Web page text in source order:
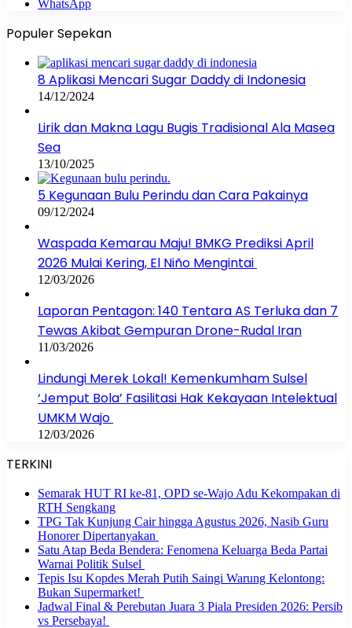
WhatsApp
Populer Sepekan
8 Aplikasi Mencari Sugar Daddy di Indonesia
14/12/2024
Lirik dan Makna Lagu Bugis Tradisional Ala Masea
Sea
13/10/2025
5 Kegunaan Bulu Perindu dan Cara Pakainya
09/12/2024
Waspada Kemarau Maju! BMKG Prediksi April
2026 Mulai Kering, El Niño Mengintai
12/03/2026
Laporan Pentagon: 140 Tentara AS Terluka dan 7
Tewas Akibat Gempuran Drone-Rudal Iran
11/03/2026
Lindungi Merek Lokal! Kemenkumham Sulsel
‘Jemput Bola’ Fasilitasi Hak Kekayaan Intelektual
UMKM Wajo
12/03/2026
TERKINI
Semarak HUT RI ke-81, OPD se-Wajo Adu Kekompakan di
RTH Sengkang
TPG Tak Kunjung Cair hingga Agustus 2026, Nasib Guru
Honorer Dipertanyakan
Satu Atap Beda Bendera: Fenomena Keluarga Beda Partai
Warnai Politik Sulsel
Tepis Isu Kopdes Merah Putih Saingi Warung Kelontong:
Bukan Supermarket!
Jadwal Final & Perebutan Juara 3 Piala Presiden 2026: Persib
vs Persebaya!